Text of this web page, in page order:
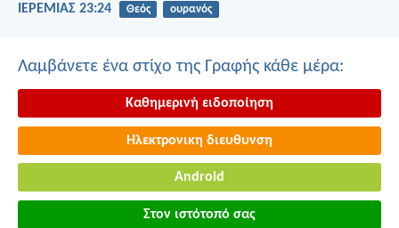
ΙΕΡΕΜΙΑΣ 23:24 Θεός ουρανός
Λαμβάνετε ένα στίχο της Γραφής κάθε μέρα:
Καθημερινή ειδοποίηση
Ηλεκτρονικη διευθυνση
Android
Στον ιστότοπό σας